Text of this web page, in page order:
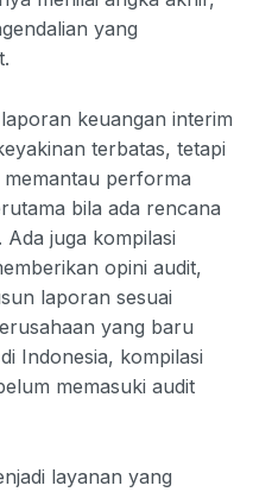
yang
keuangan interim
terbatas, tetapi
performa
bila ada rencana
juga kompilasi
opini audit,
laporan sesuai
yang baru
Indonesia, kompilasi
memasuki audit
layanan yang